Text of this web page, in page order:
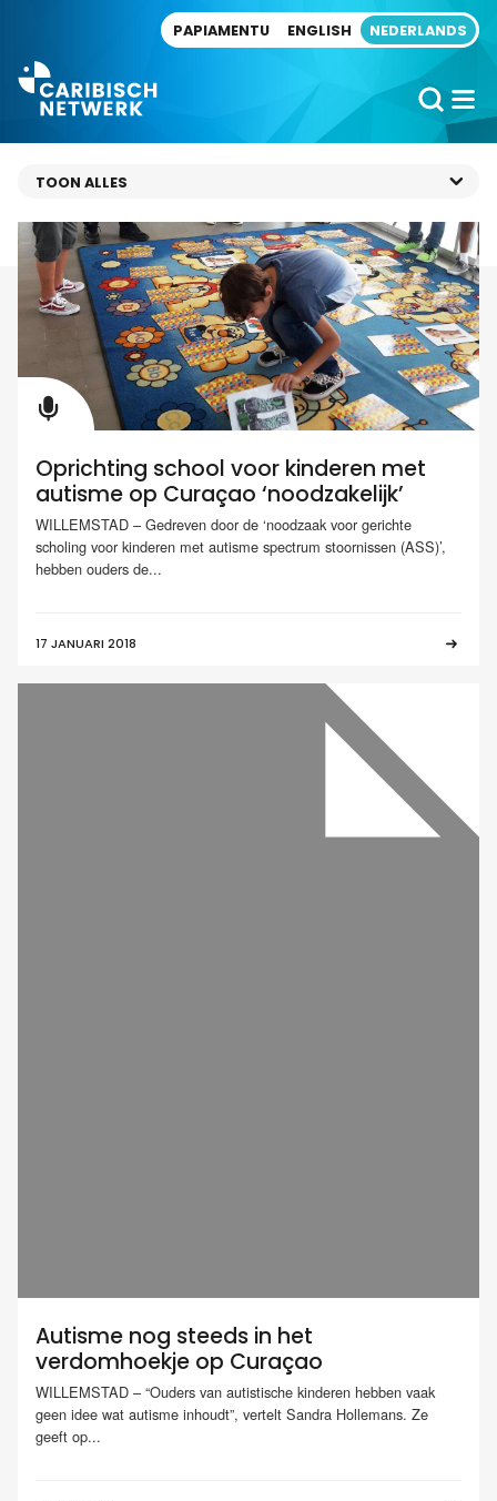
PAPIAMENTU ENGLISH NEDERLANDS
Oprichting school voor kinderen met
autisme op Curaçao ‘noodzakelijk’
WILLEMSTAD – Gedreven door de ‘noodzaak voor gerichte
scholing voor kinderen met autisme spectrum stoornissen (ASS)’,
hebben ouders de...
17 JANUARI 2018
Autisme nog steeds in het
verdomhoekje op Curaçao
WILLEMSTAD – “Ouders van autistische kinderen hebben vaak
geen idee wat autisme inhoudt”, vertelt Sandra Hollemans. Ze
geeft op...